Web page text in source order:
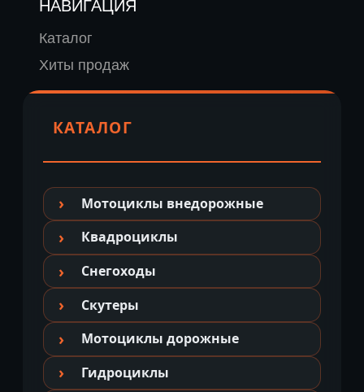
НАВИГАЦИЯ
Каталог
Хиты продаж
КАТАЛОГ
Мотоциклы внедорожные
Квадроциклы
Снегоходы
Скутеры
Мотоциклы дорожные
Гидроциклы